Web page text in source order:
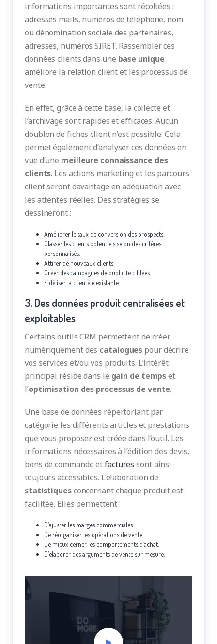
informations importantes sont récoltées :
adresses mails, numéros de téléphone, nom
ou dénomination sociale des partenaires,
adresses, numéros SIRET. Rassembler ces
données clients dans une base unique
améliore la relation client et les processus de
vente.
En effet, grâce à cette base, la collecte et
l’archivage sont rapides et efficaces. Aucun
doublon de fiches client n’est possible. Cela
permet également d’analyser ces données en
vue d’une meilleure connaissance des
clients. Les actions marketing et les parcours
client seront davantage en adéquation avec
les attentes réelles. Des stratégies se
dessineront :
Améliorer le taux de conversion des prospects.
Classer les clients potentiels selon des critères
personnalisés.
Attirer de nouveaux clients.
Créer des campagnes de publicité ciblées.
Fidéliser la clientèle existante.
3. Des données produit centralisées et
exploitables
Certains outils CRM permettent de créer
numériquement des catalogues pour décrire
vos services et/ou vos produits. L’intérêt
principal réside dans le gain de tempset
l’optimisation des processus de vente.
Une base de données répertoriant par
catégorie les différents articles et prestations
que vous proposez est créée dans l’outil. Les
informations nécessaires à l’édition des devis,
bons de commande etfactures sont ainsi
toujours accessibles. L’élaboration de
statistiquesconcernant chaque produit est
facilitée. Elles permettent :
D’ajuster les marges commerciales.
De réorganiser les opérations de vente.
De mieux cerner les comportements d’achat.
D’élaborer des arguments de vente sur mesure.